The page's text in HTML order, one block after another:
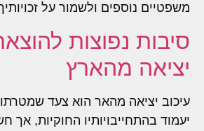
משפטיים נוספים ולשמור על
סיבות נפוצות
יציאה מהארץ
עיכוב יציאה מהאר הוא צעד
יעמוד בהתחייבויותיו החוקיות, אך